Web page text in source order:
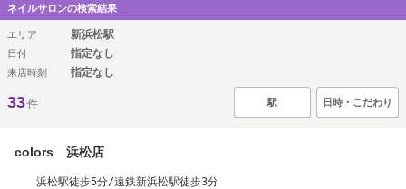
ネイルサロンの検索結果
エリア 新浜松駅
日付 指定なし
来店時刻 指定なし
33件 駅 日時・こだわり
colors 浜松店
浜松駅徒歩5分/遠鉄新浜松駅徒歩3分